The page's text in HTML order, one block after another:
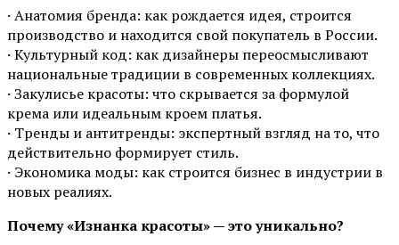
· Анатомия бренда: как рождается идея, строится
производство и находится свой покупатель в России.
· Культурный код: как дизайнеры переосмысливают
национальные традиции в современных коллекциях.
· Закулисье красоты: что скрывается за формулой
крема или идеальным кроем платья.
· Тренды и антитренды: экспертный взгляд на то, что
действительно формирует стиль.
· Экономика моды: как строится бизнес в индустрии в
новых реалиях.
Почему «Изнанка красоты» — это уникально?